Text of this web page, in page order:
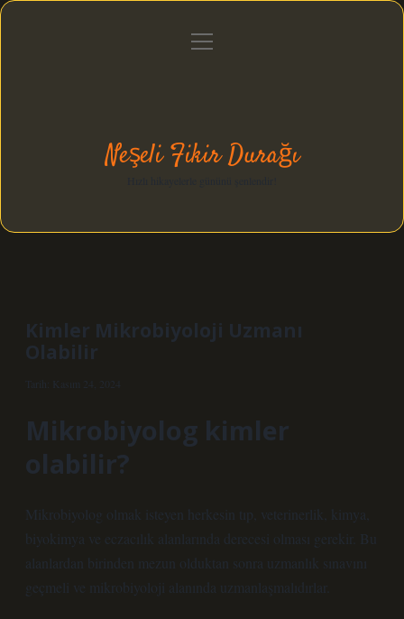
Gizlilik Politikası
menüyü
Neşeli Fikir Durağı
Kimler Mikrobiyoloji Uzmanı
Olabilir
Tarih: Kasım 24, 2024
Mikrobiyolog kimler
olabilir?
Mikrobiyolog olmak isteyen herkesin tıp, veterinerlik, kimya,
biyokimya ve eczacılık alanlarında derecesi olması gerekir. Bu
alanlardan birinden mezun olduktan sonra uzmanlık sınavını
geçmeli ve mikrobiyoloji alanında uzmanlaşmalıdırlar.